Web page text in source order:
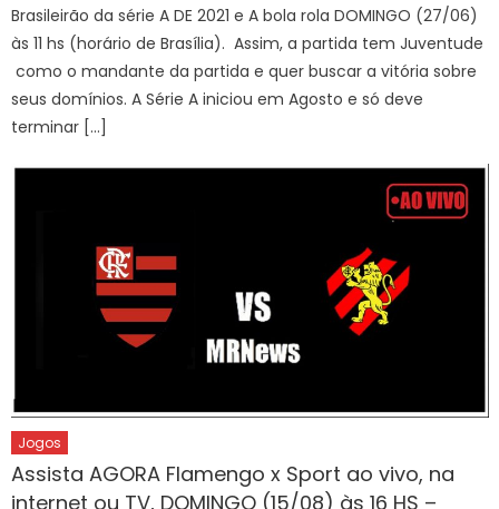
Brasileirão da série A DE 2021 e A bola rola DOMINGO (27/06)
às 11 hs (horário de Brasília). Assim, a partida tem Juventude
como o mandante da partida e quer buscar a vitória sobre
seus domínios. A Série A iniciou em Agosto e só deve
terminar […]
Jogos
Assista AGORA Flamengo x Sport ao vivo, na
internet ou TV, DOMINGO (15/08) às 16 HS –